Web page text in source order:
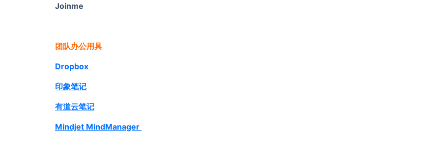
Joinme
团队办公用具
Dropbox
印象笔记
有道云笔记
Mindjet MindManager